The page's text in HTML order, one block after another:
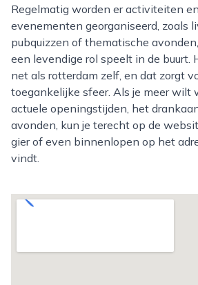
Regelmatig worden er activiteiten
evenementen georganiseerd, zoals
pubquizzen of thematische
een levendige rol speelt in de buurt.
net als rotterdam zelf, en dat zorgt
toegankelijke sfeer. Als je meer wilt
actuele openingstijden, het
avonden, kun je terecht op de
gier of even binnenlopen op het
vindt.